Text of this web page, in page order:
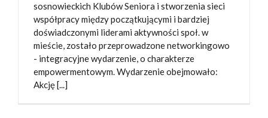
sosnowieckich Klubów Seniora i stworzenia sieci
współpracy między początkującymi i bardziej
doświadczonymi liderami aktywności społ. w
mieście, zostało przeprowadzone networkingowo
- integracyjne wydarzenie, o charakterze
empowermentowym. Wydarzenie obejmowało:
Akcję [...]